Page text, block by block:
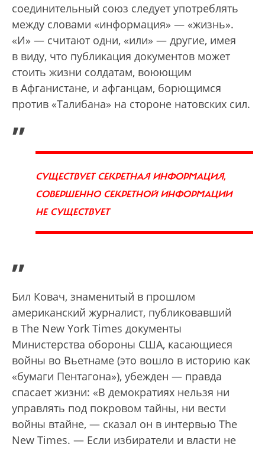
соединительный союз следует употреблять
между словами «информация» — «жизнь».
«И» — считают одни, «или» — другие, имея
в виду, что публикация документов может
стоить жизни солдатам, воюющим
в Афганистане, и афганцам, борющимся
против «Талибана» на стороне натовских сил.
„
СУЩЕСТВУЕТ СЕКРЕТНАЯ ИНФОРМАЦИЯ,
СОВЕРШЕННО СЕКРЕТНОЙ ИНФОРМАЦИИ
НЕ СУЩЕСТВУЕТ
”
Бил Ковач, знаменитый в прошлом
американский журналист, публиковавший
в The New York Times документы
Министерства обороны США, касающиеся
войны во Вьетнаме (это вошло в историю как
«бумаги Пентагона»), убежден — правда
спасает жизни: «В демократиях нельзя ни
управлять под покровом тайны, ни вести
войны втайне, — сказал он в интервью The
New Times. — Если избиратели и власти не